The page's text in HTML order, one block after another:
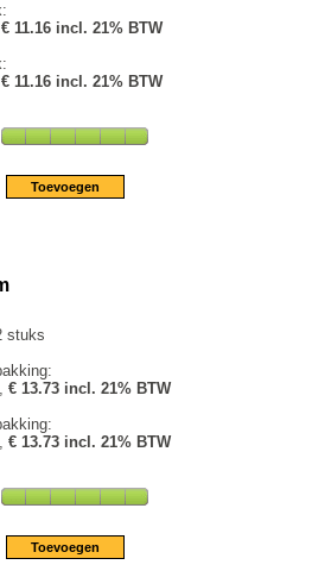
€ 11.16 incl. 21% BTW
€ 11.16 incl. 21% BTW
stuks
€ 13.73 incl. 21% BTW
€ 13.73 incl. 21% BTW